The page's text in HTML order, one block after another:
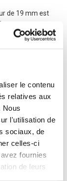
le contenu
relatives aux
Nous
l'utilisation de
sociaux, de
celles-ci
fournies
de leurs
de 19 mm est